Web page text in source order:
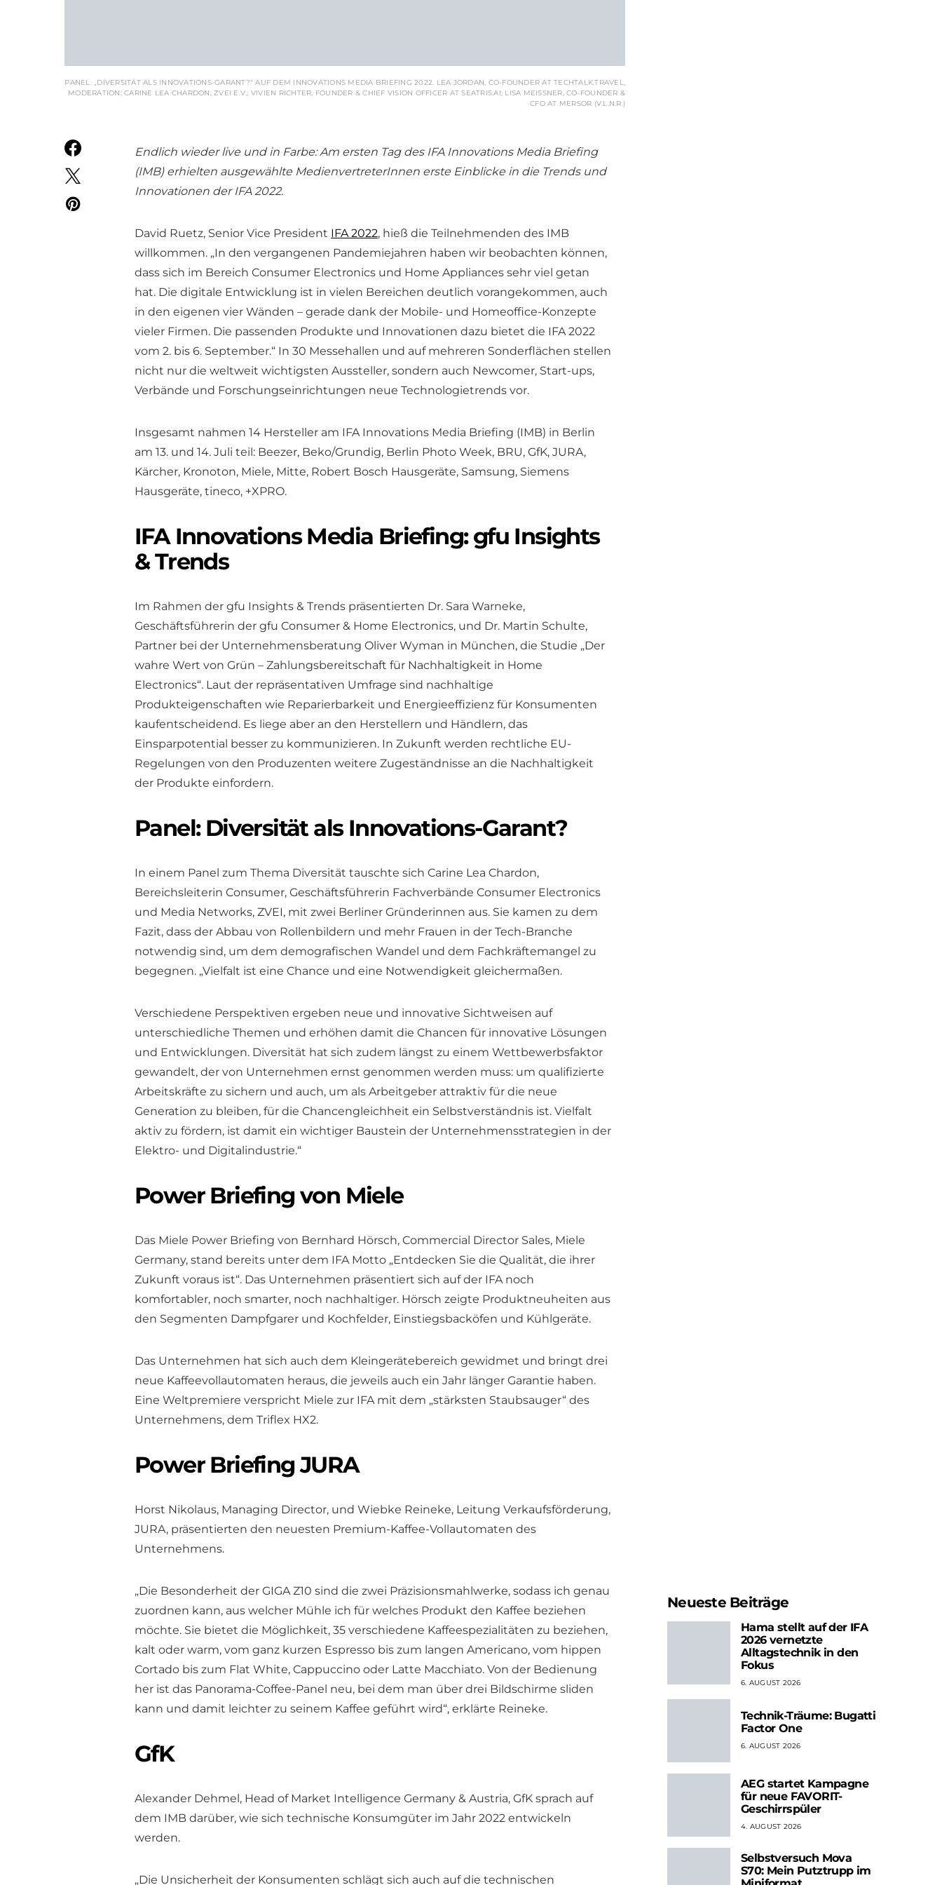
PANEL: „DIVERSITÄT ALS INNOVATIONS-GARANT?“ AUF DEM INNOVATIONS MEDIA BRIEFING 2022. LEA JORDAN, CO-FOUNDER AT TECHTALK.TRAVEL,
MODERATION; CARINE LEA CHARDON, ZVEI E.V.; VIVIEN RICHTER, FOUNDER & CHIEF VISION OFFICER AT SEATRIS.AI; LISA MEISSNER, CO-FOUNDER & C
FO AT MERSOR (V.L.N.R.)
Endlich wieder live und in Farbe: Am ersten Tag des IFA Innovations Media Briefing
(IMB) erhielten ausgewählte MedienvertreterInnen erste Einblicke in die Trends und
Innovationen der IFA 2022.
David Ruetz, Senior Vice President IFA 2022, hieß die Teilnehmenden des IMB
willkommen. „In den vergangenen Pandemiejahren haben wir beobachten können,
dass sich im Bereich Consumer Electronics und Home Appliances sehr viel getan
hat. Die digitale Entwicklung ist in vielen Bereichen deutlich vorangekommen, auch
in den eigenen vier Wänden – gerade dank der Mobile- und Homeoffice-Konzepte
vieler Firmen. Die passenden Produkte und Innovationen dazu bietet die IFA 2022
vom 2. bis 6. September.“ In 30 Messehallen und auf mehreren Sonderflächen stellen
nicht nur die weltweit wichtigsten Aussteller, sondern auch Newcomer, Start-ups,
Verbände und Forschungseinrichtungen neue Technologietrends vor.
Insgesamt nahmen 14 Hersteller am IFA Innovations Media Briefing (IMB) in Berlin
am 13. und 14. Juli teil: Beezer, Beko/Grundig, Berlin Photo Week, BRU, GfK, JURA,
Kärcher, Kronoton, Miele, Mitte, Robert Bosch Hausgeräte, Samsung, Siemens
Hausgeräte, tineco, +XPRO.
IFA Innovations Media Briefing: gfu Insights
& Trends
Im Rahmen der gfu Insights & Trends präsentierten Dr. Sara Warneke,
Geschäftsführerin der gfu Consumer & Home Electronics, und Dr. Martin Schulte,
Partner bei der Unternehmensberatung Oliver Wyman in München, die Studie „Der
wahre Wert von Grün – Zahlungsbereitschaft für Nachhaltigkeit in Home
Electronics“. Laut der repräsentativen Umfrage sind nachhaltige
Produkteigenschaften wie Reparierbarkeit und Energieeffizienz für Konsumenten
kaufentscheidend. Es liege aber an den Herstellern und Händlern, das
Einsparpotential besser zu kommunizieren. In Zukunft werden rechtliche EU-
Regelungen von den Produzenten weitere Zugeständnisse an die Nachhaltigkeit
der Produkte einfordern.
Panel: Diversität als Innovations-Garant?
In einem Panel zum Thema Diversität tauschte sich Carine Lea Chardon,
Bereichsleiterin Consumer, Geschäftsführerin Fachverbände Consumer Electronics
und Media Networks, ZVEI, mit zwei Berliner Gründerinnen aus. Sie kamen zu dem
Fazit, dass der Abbau von Rollenbildern und mehr Frauen in der Tech-Branche
notwendig sind, um dem demografischen Wandel und dem Fachkräftemangel zu
begegnen. „Vielfalt ist eine Chance und eine Notwendigkeit gleichermaßen.
Verschiedene Perspektiven ergeben neue und innovative Sichtweisen auf
unterschiedliche Themen und erhöhen damit die Chancen für innovative Lösungen
und Entwicklungen. Diversität hat sich zudem längst zu einem Wettbewerbsfaktor
gewandelt, der von Unternehmen ernst genommen werden muss: um qualifizierte
Arbeitskräfte zu sichern und auch, um als Arbeitgeber attraktiv für die neue
Generation zu bleiben, für die Chancengleichheit ein Selbstverständnis ist. Vielfalt
aktiv zu fördern, ist damit ein wichtiger Baustein der Unternehmensstrategien in der
Elektro- und Digitalindustrie.“
Power Briefing von Miele
Das Miele Power Briefing von Bernhard Hörsch, Commercial Director Sales, Miele
Germany, stand bereits unter dem IFA Motto „Entdecken Sie die Qualität, die ihrer
Zukunft voraus ist“. Das Unternehmen präsentiert sich auf der IFA noch
komfortabler, noch smarter, noch nachhaltiger. Hörsch zeigte Produktneuheiten aus
den Segmenten Dampfgarer und Kochfelder, Einstiegsbacköfen und Kühlgeräte.
Das Unternehmen hat sich auch dem Kleingerätebereich gewidmet und bringt drei
neue Kaffeevollautomaten heraus, die jeweils auch ein Jahr länger Garantie haben.
Eine Weltpremiere verspricht Miele zur IFA mit dem „stärksten Staubsauger“ des
Unternehmens, dem Triflex HX2.
Power Briefing JURA
Horst Nikolaus, Managing Director, und Wiebke Reineke, Leitung Verkaufsförderung,
JURA, präsentierten den neuesten Premium-Kaffee-Vollautomaten des
Unternehmens.
„Die Besonderheit der GIGA Z10 sind die zwei Präzisionsmahlwerke, sodass ich genau
zuordnen kann, aus welcher Mühle ich für welches Produkt den Kaffee beziehen
möchte. Sie bietet die Möglichkeit, 35 verschiedene Kaffeespezialitäten zu beziehen,
kalt oder warm, vom ganz kurzen Espresso bis zum langen Americano, vom hippen
Cortado bis zum Flat White, Cappuccino oder Latte Macchiato. Von der Bedienung
her ist das Panorama-Coffee-Panel neu, bei dem man über drei Bildschirme sliden
kann und damit leichter zu seinem Kaffee geführt wird“, erklärte Reineke.
GfK
Alexander Dehmel, Head of Market Intelligence Germany & Austria, GfK sprach auf
dem IMB darüber, wie sich technische Konsumgüter im Jahr 2022 entwickeln
werden.
„Die Unsicherheit der Konsumenten schlägt sich auch auf die technischen
Neueste Beiträge
Hama stellt auf der IFA
2026 vernetzte
Alltagstechnik in den
Fokus
6. AUGUST 2026
Technik-Träume: Bugatti
Factor One
6. AUGUST 2026
AEG startet Kampagne
für neue FAVORIT-
Geschirrspüler
4. AUGUST 2026
Selbstversuch Mova
S70: Mein Putztrupp im